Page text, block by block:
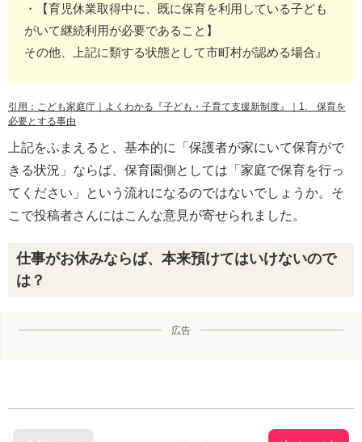
・【育児休業取得中に、既に保育を利用している子ども
がいて継続利用が必要であること】
その他、上記に類する状態として市町村が認める場合』
引用：こども家庭庁｜よくわかる『子ども・子育て支援新制度』｜1. 保育を
必要とする事由
上記をふまえると、基本的に「保護者が家にいて保育がで
きる状況」ならば、保育園側としては「家庭で保育を行っ
てください」という流れになるのではないでしょうか。そ
こで投稿者さんにはこんな意見が寄せられました。
仕事がお休みならば、本来預けてはいけないので
は？
広告